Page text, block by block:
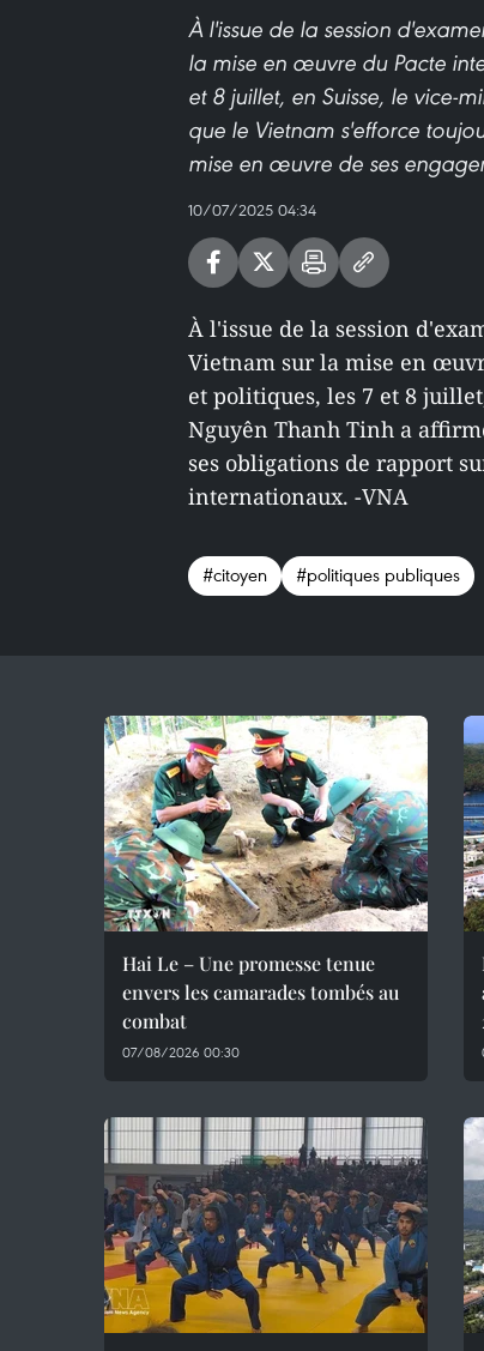
À l'issue de la session
la mise en œuvre du Pacte
et 8 juillet, en Suisse, le vice-
que le Vietnam s'efforce
mise en œuvre de ses
10/07/2025 04:34
À l'issue de la session
Vietnam sur la mise en
et politiques, les 7 et 8
Nguyên Thanh Tinh a
ses obligations de rapport
internationaux. -VNA
#citoyen #politiques publiques
Hai Le – Une promesse tenue
envers les camarades tombés au
combat
07/08/2026 00:30